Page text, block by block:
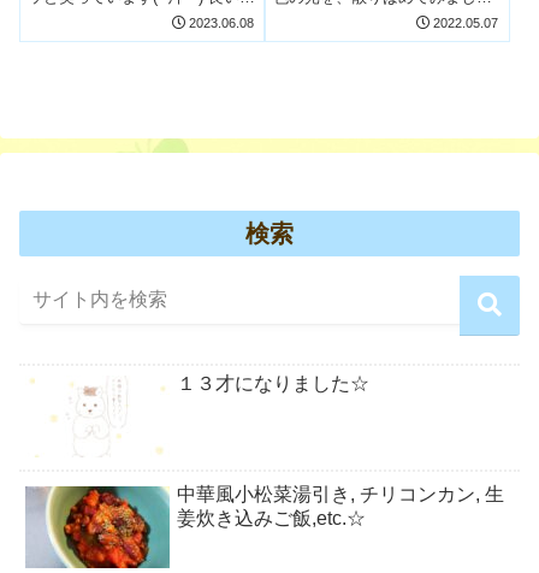
はマネしないでくださいね♡
2023.06.08
☆ 【無料イラスト】キラキラ＊
2022.05.07
検索
１３才になりました☆
中華風小松菜湯引き, チリコンカン, 生
姜炊き込みご飯,etc.☆